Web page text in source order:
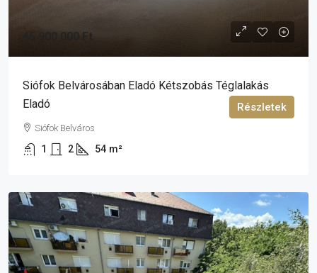
45 900 000 Ft
Siófok Belvárosában Eladó Kétszobás Téglalakás
Eladó
Siófok Belváros
1 2 54 m²
Részletek